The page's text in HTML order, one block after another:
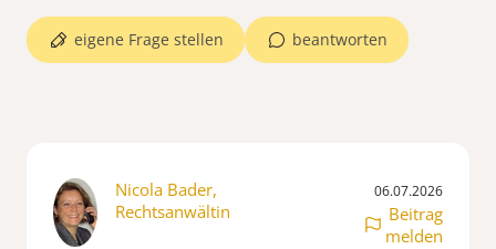
beantworten
eigene Frage stellen
Nicola Bader,
Rechtsanwältin
06.07.2026
Beitrag
melden